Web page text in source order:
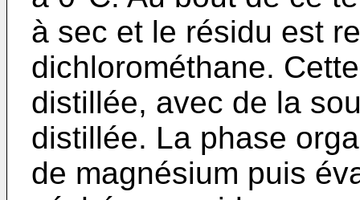
à sec et le résidu est
dichlorométhane.
distillée, avec de la
distillée. La phase
de magnésium puis